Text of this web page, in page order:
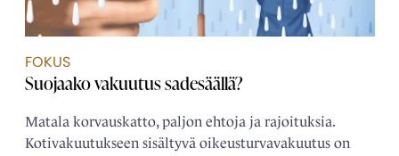
FOKUS
Suojaako vakuutus sadesäällä?
Matala korvauskatto, paljon ehtoja ja rajoituksia.
Kotivakuutukseen sisältyvä oikeusturvavakuutus on